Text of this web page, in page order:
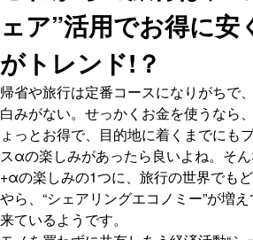
ェア”活用でお得に安
がトレンド!？
帰省や旅行は定番コースになりがちで
白みがない。せっかくお金を使うなら
ょっとお得で、目的地に着くまでにも
スαの楽しみがあったら良いよね。そ
+αの楽しみの1つに、旅行の世界でも
やら、“シェアリングエコノミー”が増え
来ているようです。